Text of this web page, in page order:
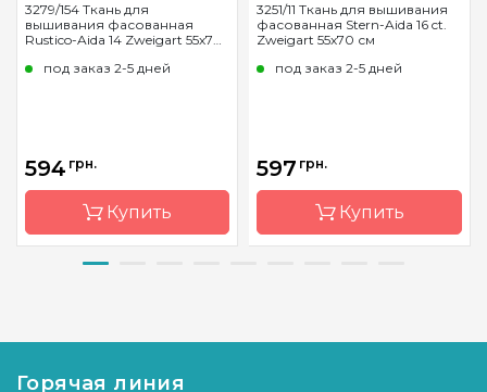
3279/154 Ткань для
вышивания фасованная
Rustico-Aida 14 Zweigart 55х70
под заказ 2-5 дней
594 грн.
Купить
Страна-
Германия
3251/11 Ткань для вышивания
фасованная Stern-Aida 16 ct.
Zweigart 55х70 см
под заказ 2-5 дней
597 грн.
Купить
Страна-
Германия
Горячая линия